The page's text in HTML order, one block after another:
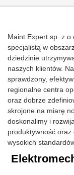
Maint Expert sp. z
specjalistą w
dziedzinie
naszych klientów.
sprawdzony,
regionalne centra
oraz dobrze
skrojone na miarę
doskonalimy i
produktywność
wysokich